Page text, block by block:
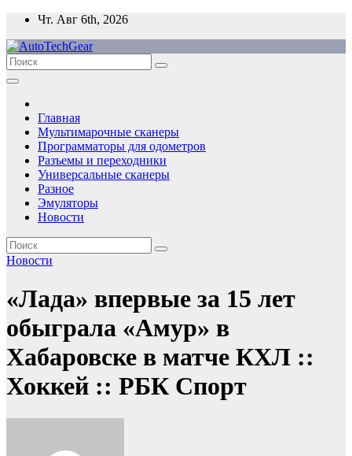
Перейти
содержимому
Чт. Авг 6th, 2026
Главная
Мультимарочные сканеры
Программаторы для одометров
Разъемы и переходники
Универсальные сканеры
Разное
Эмуляторы
Новости
Новости
«Лада» впервые за 15 лет
обыграла «Амур» в
Хабаровске в матче КХЛ ::
Хоккей :: РБК Спорт